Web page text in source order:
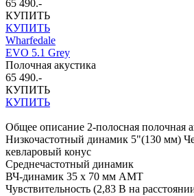
65 490.-
КУПИТЬ
КУПИТЬ
Wharfedale
EVO 5.1 Grey
Полочная акустика
65 490.-
КУПИТЬ
КУПИТЬ
Общее описание 2-полосная полочная
Низкочастотный динамик 5"(130 мм)
кевларовый конус
Среднечастотный динамик
ВЧ-динамик 35 x 70 мм AMT
Чувствительность (2,83 В на